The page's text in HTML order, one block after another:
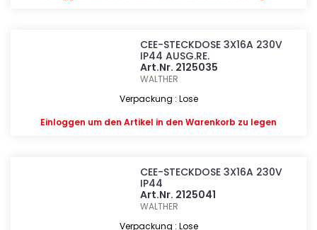
CEE-STECKDOSE 3X16A 230V
IP44 AUSG.RE.
Art.Nr. 2125035
WALTHER
Verpackung : Lose
Einloggen um den Artikel in den Warenkorb zu legen
CEE-STECKDOSE 3X16A 230V
IP44
Art.Nr. 2125041
WALTHER
Verpackung : Lose